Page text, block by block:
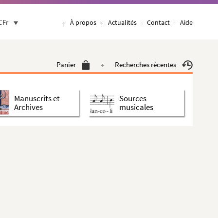
À propos Actualités Contact Aide
Panier Recherches récentes
Manuscrits et
Archives
Sources
musicales